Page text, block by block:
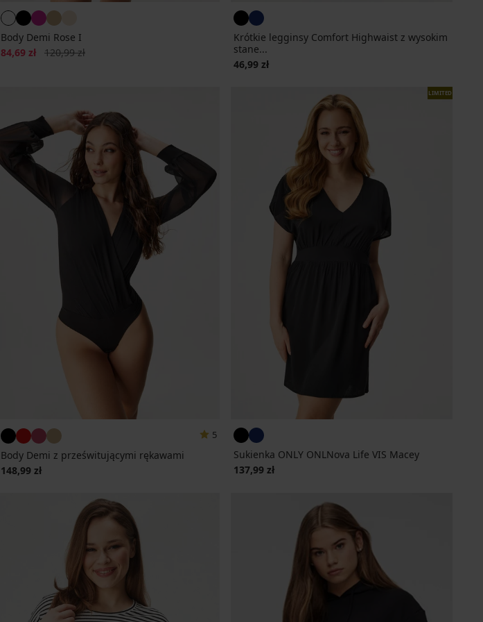
Body Demi Rose I
Zniżka
84,69 zł Pierwotna cena
120,99 zł
Krótkie legginsy Comfort Highwaist z wysokim
stane...
46,99 zł
5
Body Demi z prześwitującymi rękawami
148,99 zł
LIMITED
Sukienka ONLY ONLNova Life VIS Macey
137,99 zł